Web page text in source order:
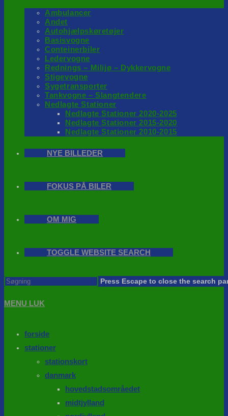
Ambulancer
Andet
Autohjælpskøretøjer
Basisvogne
Conteinerbiler
Ledervogne
Rednings – Milijø – Dykkervogne
Stigevogne
Sygetransporter
Tankvogne – Slangtendere
Nedlagte Stationer
Nedlagte Stationer 2020-2025
Nedlagte Stationer 2015-2020
Nedlagte Stationer 2010-2015
NYE BILLEDER
FOKUS PÅ BILER
OM MIG
TOGGLE WEBSITE SEARCH
Press Escape to close the search
MENU LUK
forside
stationer
stationskort
danmark
hovedstadsområedet
midtjylland